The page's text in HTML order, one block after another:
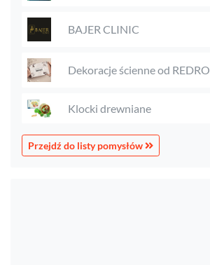
BAJER CLINIC
Dekoracje ścienne od REDRO
Klocki drewniane
Przejdź do listy pomysłów